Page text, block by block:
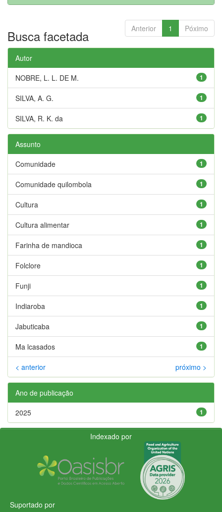
Anterior 1 Póximo
Busca facetada
Autor
1
NOBRE, L. L. DE M.
1
SILVA, A. G.
1
SILVA, R. K. da
Assunto
1
Comunidade
1
Comunidade quilombola
1
Cultura
1
Cultura alimentar
1
Farinha de mandioca
1
Folclore
1
Funji
1
Indiaroba
1
Jabuticaba
1
Ma lcasados
< anterior próximo >
Ano de publicação
1
2025
Indexado por
Suportado por